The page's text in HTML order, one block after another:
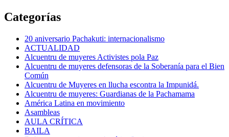
Categorías
20 aniversario Pachakuti: internacionalismo
ACTUALIDAD
Alcuentru de muyeres Activistes pola Paz
Alcuentru de muyeres defensoras de la Soberanía para el Bien
Común
Alcuentru de Muyeres en llucha escontra la Impunidá.
Alcuentru de muyeres: Guardianas de la Pachamama
América Latina en movimiento
Asambleas
AULA CRÍTICA
BAILA